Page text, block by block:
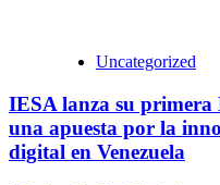
Uncategorized
IESA lanza su
una apuesta por la
digital en Venezuela